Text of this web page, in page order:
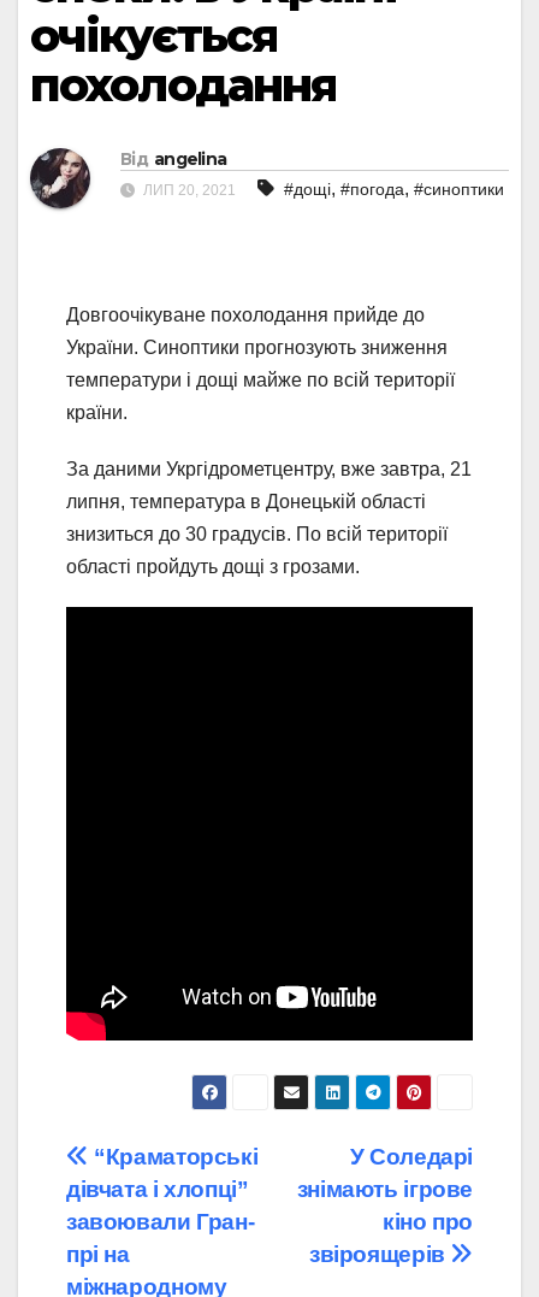
очікується
похолодання
Від angelina
ЛИП 20, 2021 #дощі, #погода, #синоптики
Довгоочікуване похолодання прийде до
України. Синоптики прогнозують зниження
температури і дощі майже по всій території
країни.
За даними Укргідрометцентру, вже завтра, 21
липня, температура в Донецькій області
знизиться до 30 градусів. По всій території
області пройдуть дощі з грозами.
Навігація
записів
У Соледарі
знімають ігрове
кіно про
звіроящерів
“Краматорські
дівчата і хлопці”
завоювали Гран-
прі на
міжнародному